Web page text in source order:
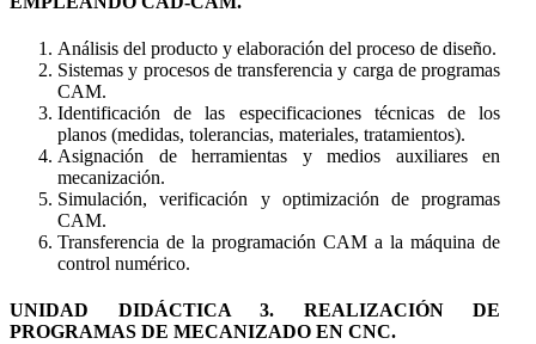
Análisis del producto y elaboración del proceso de diseño.
Sistemas y procesos de transferencia y carga de programas
CAM.
Identificación de las especificaciones técnicas de los
planos (medidas, tolerancias, materiales, tratamientos).
Asignación de herramientas y medios auxiliares en
mecanización.
Simulación, verificación y optimización de programas
CAM.
Transferencia de la programación CAM a la máquina de
control numérico.
UNIDAD DIDÁCTICA 3. REALIZACIÓN DE
PROGRAMAS DE MECANIZADO EN CNC.